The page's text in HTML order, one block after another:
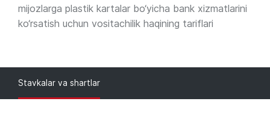
mijozlarga plastik kartalar bo‘yicha bank xizmatlarini
ko‘rsatish uchun vositachilik haqining tariflari
Stavkalar va shartlar